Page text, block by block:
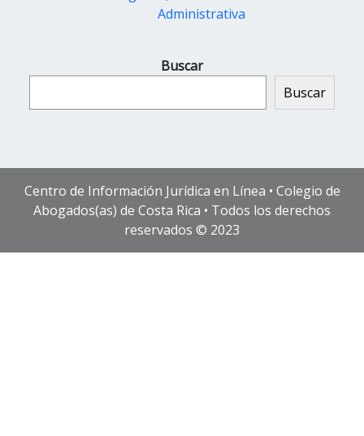
Administrativa
Buscar
Buscar
Centro de Información Jurídica en Línea • Colegio de
Abogados(as) de Costa Rica • Todos los derechos
reservados © 2023